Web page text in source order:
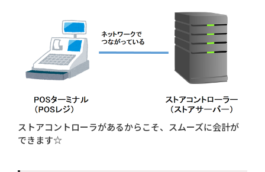
ストアコントローラがあるからこそ、スムーズに会計が
できます☆